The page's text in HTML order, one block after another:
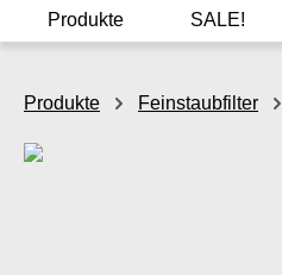
Produkte SALE!
Produkte Feinstaubfilter